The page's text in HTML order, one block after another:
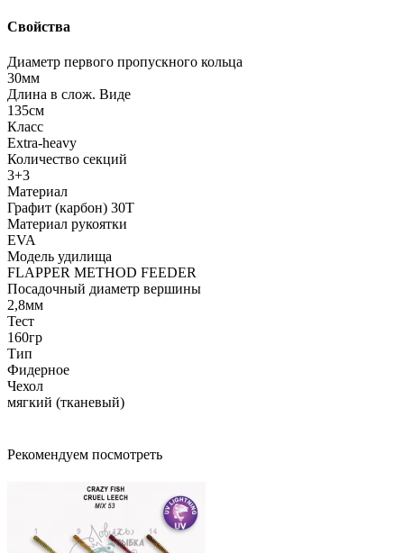
Свойства
Диаметр первого пропускного кольца
30мм
Длина в слож. Виде
135см
Класс
Extra-heavy
Количество секций
3+3
Материал
Графит (карбон) 30Т
Материал рукоятки
EVA
Модель удилища
FLAPPER METHOD FEEDER
Посадочный диаметр вершины
2,8мм
Тест
160гр
Тип
Фидерное
Чехол
мягкий (тканевый)
Рекомендуем посмотреть